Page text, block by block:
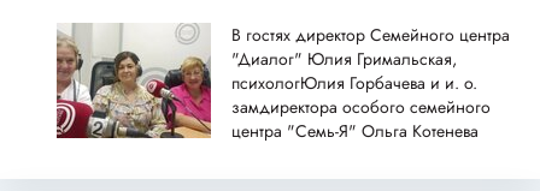
В гостях директор Семейного центра
"Диалог" Юлия Гримальская,
психологЮлия Горбачева и и. о.
замдиректора особого семейного
центра "Семь-Я" Ольга Котенева